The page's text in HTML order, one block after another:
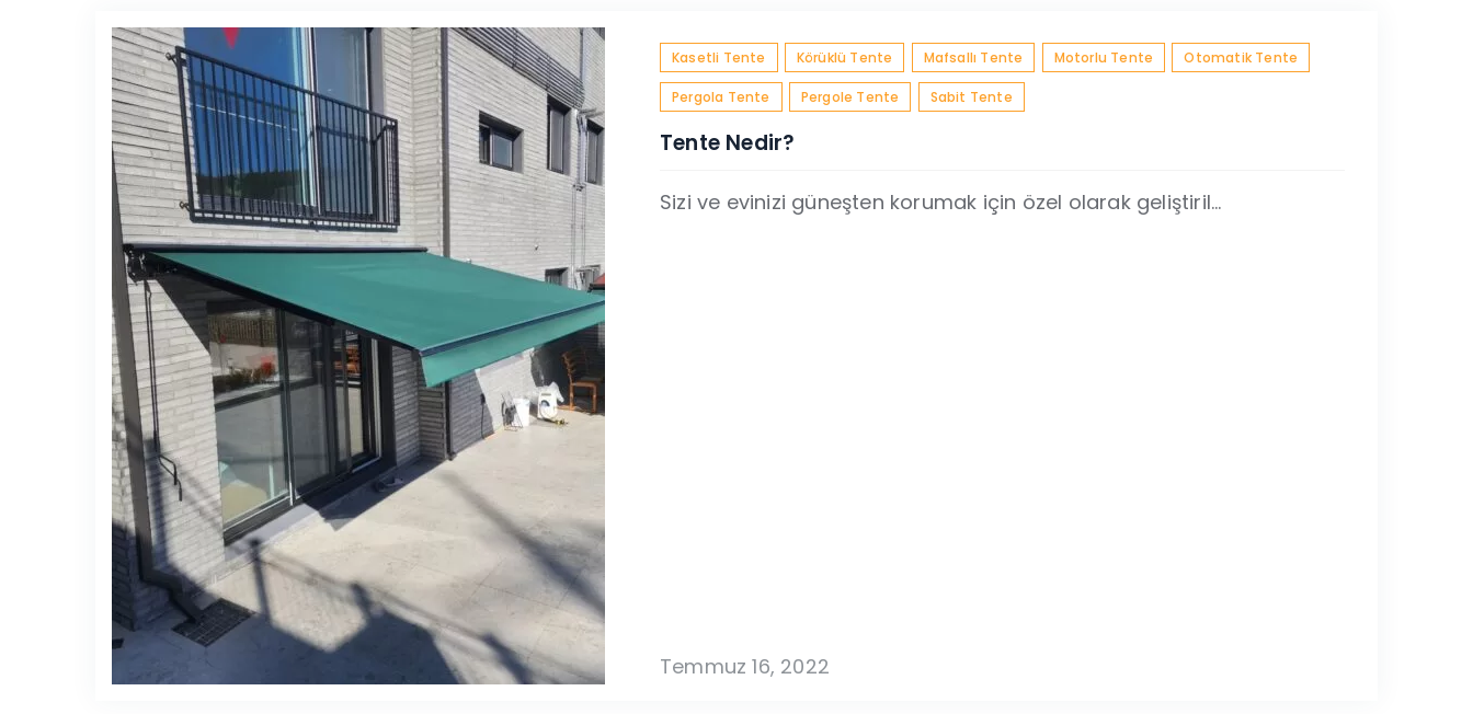
Kasetli Tente Körüklü Tente Mafsallı Tente Motorlu Tente Otomatik Tente
Pergola Tente Pergole Tente Sabit Tente
Tente Nedir?
Sizi ve evinizi güneşten korumak için özel olarak geliştiril...
Temmuz 16, 2022